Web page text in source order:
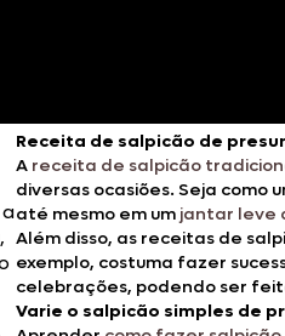
Receita de salpicão de
A receita de salpicão
diversas ocasiões. Seja como
até mesmo em um jantar leve
Além disso, as receitas de
exemplo, costuma fazer
celebrações, podendo ser
Varie o salpicão simples de